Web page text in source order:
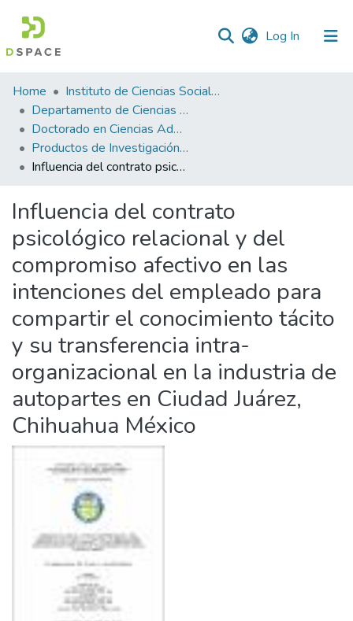
Log In (current)
Statistics
Home
Instituto de Ciencias Sociales y Administración
Departamento de Ciencias Administrativas
Doctorado en Ciencias Administrativas
Productos de Investigación ICSA-DCA
Influencia del contrato psicológico relacional y del compromiso afectivo en las intenciones del empleado para compartir el conocimiento tácito y su transferencia intra-organizacional en la industria de autopartes en Ciudad Juárez, Chihuahua México
Influencia del contrato
psicológico relacional y del
compromiso afectivo en las
intenciones del empleado para
compartir el conocimiento tácito
y su transferencia intra-
organizacional en la industria de
autopartes en Ciudad Juárez,
Chihuahua México